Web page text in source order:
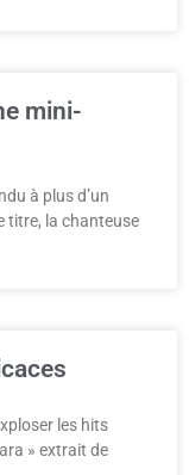
mini-
à plus d’un
titre, la chanteuse
les hits
» extrait de